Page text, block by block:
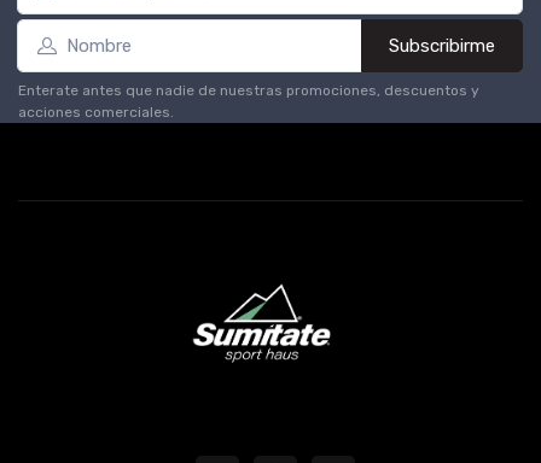
Subscribirme
Enterate antes que nadie de nuestras promociones, descuentos y
acciones comerciales.